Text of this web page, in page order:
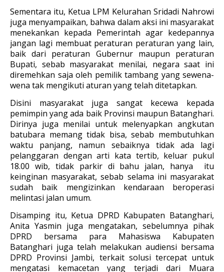
Sementara itu, Ketua LPM Kelurahan Sridadi Nahrowi
juga menyampaikan, bahwa dalam aksi ini masyarakat
menekankan kepada Pemerintah agar kedepannya
jangan lagi membuat peraturan peraturan yang lain,
baik dari peraturan Gubernur maupun peraturan
Bupati, sebab masyarakat menilai, negara saat ini
diremehkan saja oleh pemilik tambang yang sewena-
wena tak mengikuti aturan yang telah ditetapkan.
Disini masyarakat juga sangat kecewa kepada
pemimpin yang ada baik Provinsi maupun Batanghari.
Dirinya juga menilai untuk melenyapkan angkutan
batubara memang tidak bisa, sebab membutuhkan
waktu panjang, namun sebaiknya tidak ada lagi
pelanggaran dengan arti kata tertib, keluar pukul
18.00 wib, tidak parkir di bahu jalan, hanya itu
keinginan masyarakat, sebab selama ini masyarakat
sudah baik mengizinkan kendaraan beroperasi
melintasi jalan umum.
Disamping itu, Ketua DPRD Kabupaten Batanghari,
Anita Yasmin juga mengatakan, sebelumnya pihak
DPRD bersama para Mahasiswa Kabupaten
Batanghari juga telah melakukan audiensi bersama
DPRD Provinsi Jambi, terkait solusi tercepat untuk
mengatasi kemacetan yang terjadi dari Muara